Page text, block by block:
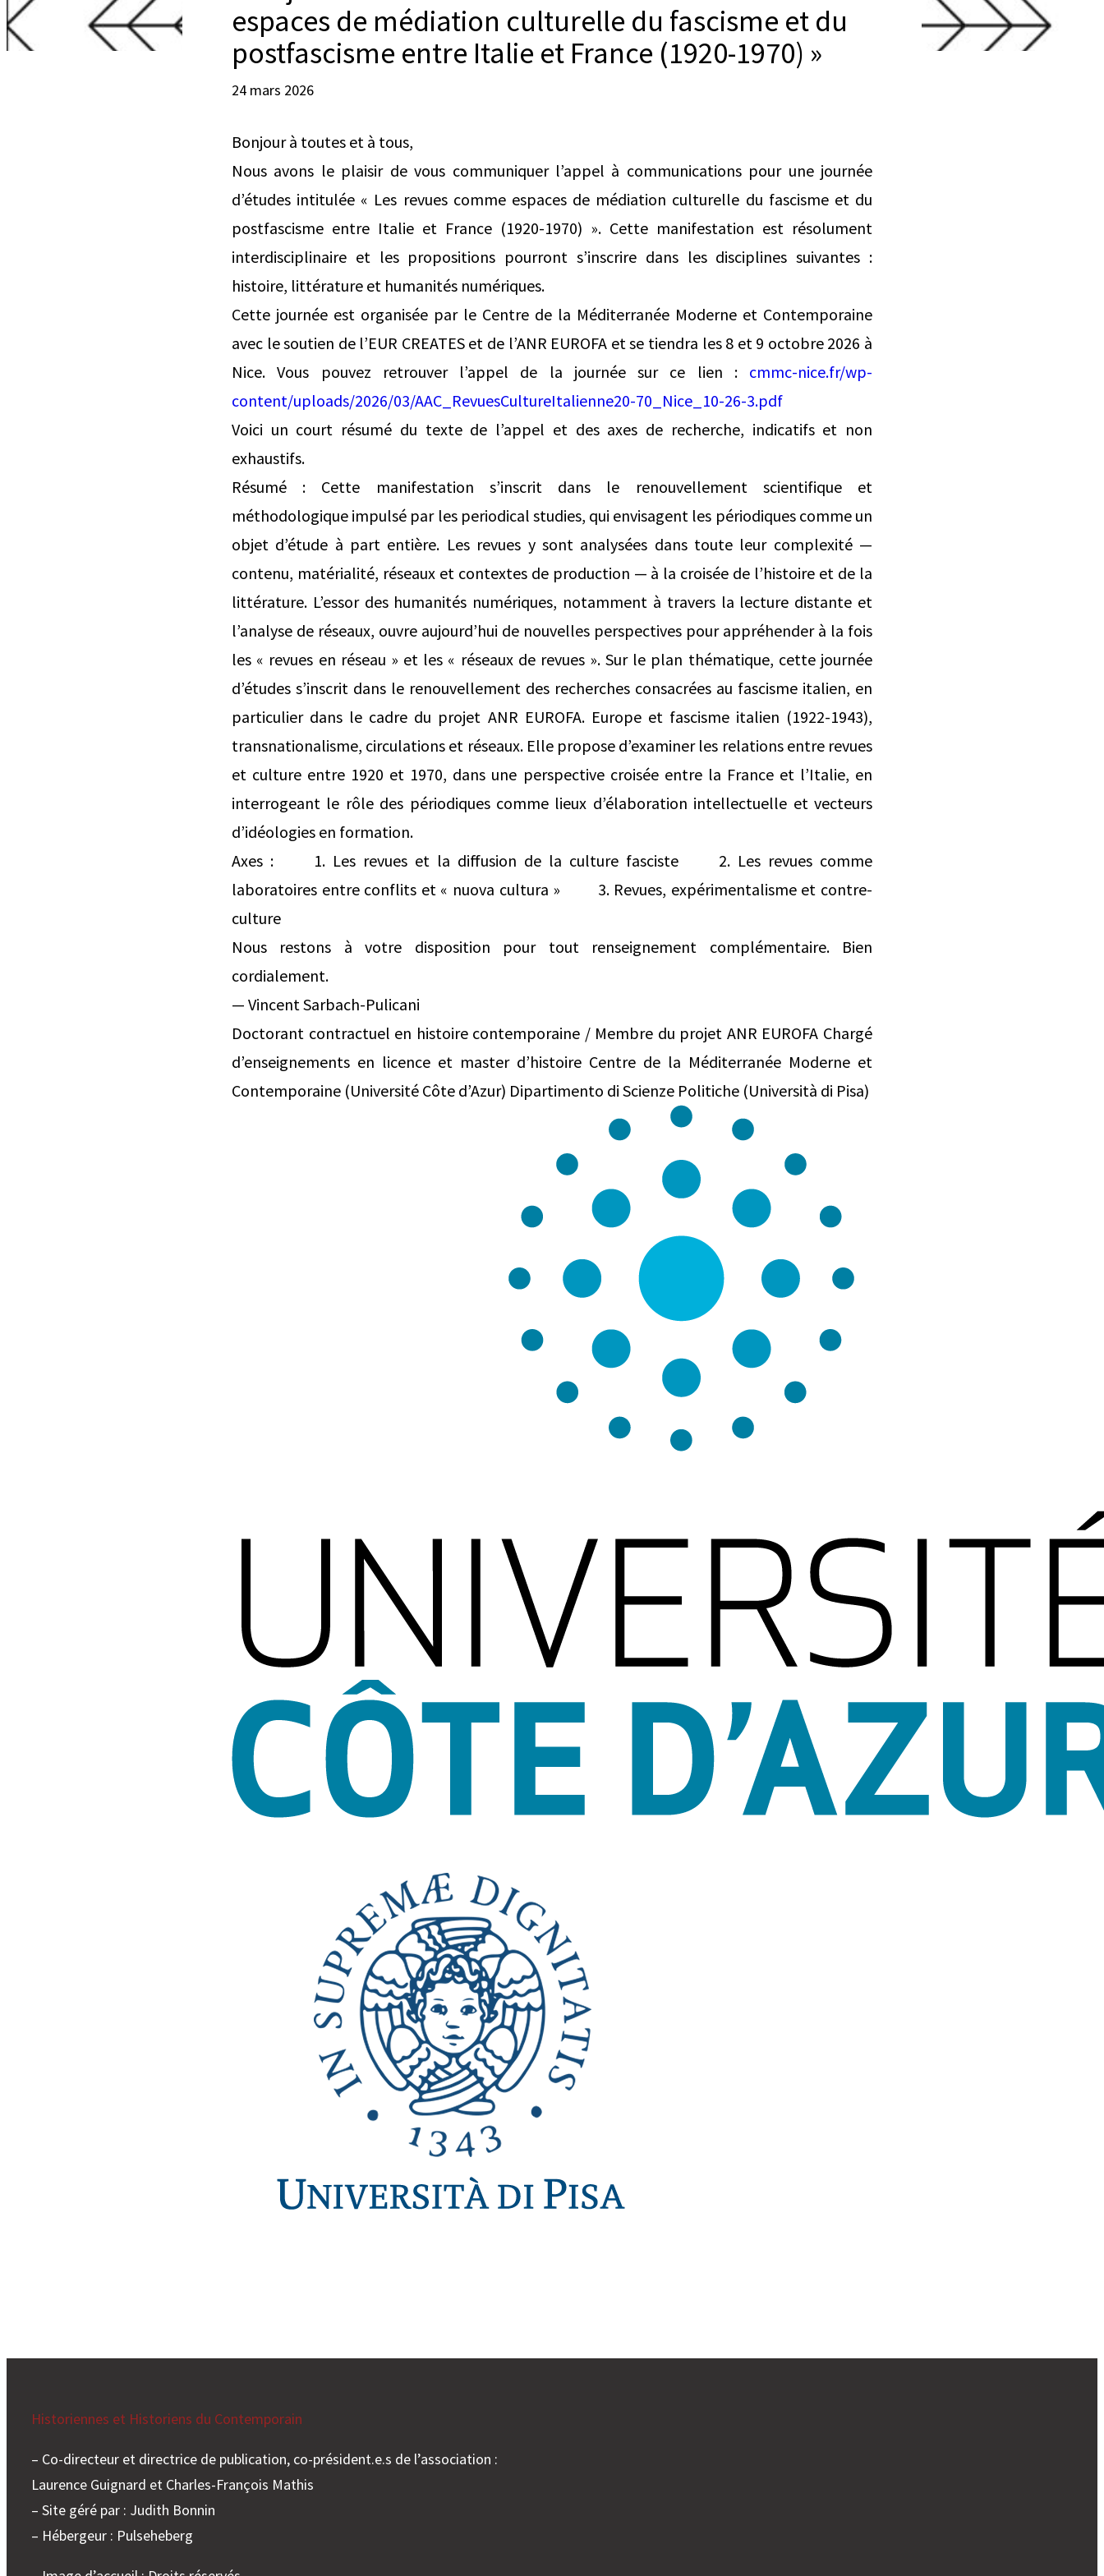
espaces de médiation culturelle du fascisme et du
postfascisme entre Italie et France (1920-1970) »
24 mars 2026
Bonjour à toutes et à tous,
Nous avons le plaisir de vous communiquer l’appel à communications pour une journée
d’études intitulée « Les revues comme espaces de médiation culturelle du fascisme et du
postfascisme entre Italie et France (1920-1970) ». Cette manifestation est résolument
interdisciplinaire et les propositions pourront s’inscrire dans les disciplines suivantes :
histoire, littérature et humanités numériques.
Cette journée est organisée par le Centre de la Méditerranée Moderne et Contemporaine
avec le soutien de l’EUR CREATES et de l’ANR EUROFA et se tiendra les 8 et 9 octobre 2026 à
Nice. Vous pouvez retrouver l’appel de la journée sur ce lien : cmmc-nice.fr/wp-
content/uploads/2026/03/AAC_RevuesCultureItalienne20-70_Nice_10-26-3.pdf
Voici un court résumé du texte de l’appel et des axes de recherche, indicatifs et non
exhaustifs.
Résumé : Cette manifestation s’inscrit dans le renouvellement scientifique et
méthodologique impulsé par les periodical studies, qui envisagent les périodiques comme un
objet d’étude à part entière. Les revues y sont analysées dans toute leur complexité —
contenu, matérialité, réseaux et contextes de production — à la croisée de l’histoire et de la
littérature. L’essor des humanités numériques, notamment à travers la lecture distante et
l’analyse de réseaux, ouvre aujourd’hui de nouvelles perspectives pour appréhender à la fois
les « revues en réseau » et les « réseaux de revues ». Sur le plan thématique, cette journée
d’études s’inscrit dans le renouvellement des recherches consacrées au fascisme italien, en
particulier dans le cadre du projet ANR EUROFA. Europe et fascisme italien (1922-1943),
transnationalisme, circulations et réseaux. Elle propose d’examiner les relations entre revues
et culture entre 1920 et 1970, dans une perspective croisée entre la France et l’Italie, en
interrogeant le rôle des périodiques comme lieux d’élaboration intellectuelle et vecteurs
d’idéologies en formation.
Axes : 1. Les revues et la diffusion de la culture fasciste 2. Les revues comme
laboratoires entre conflits et « nuova cultura » 3. Revues, expérimentalisme et contre-
culture
Nous restons à votre disposition pour tout renseignement complémentaire. Bien
cordialement.
— Vincent Sarbach-Pulicani
Doctorant contractuel en histoire contemporaine / Membre du projet ANR EUROFA Chargé
d’enseignements en licence et master d’histoire Centre de la Méditerranée Moderne et
Contemporaine (Université Côte d’Azur) Dipartimento di Scienze Politiche (Università di Pisa)
Historiennes et Historiens du Contemporain
– Co-directeur et directrice de publication, co-président.e.s de l’association :
Laurence Guignard et Charles-François Mathis
– Site géré par : Judith Bonnin
– Hébergeur : Pulseheberg